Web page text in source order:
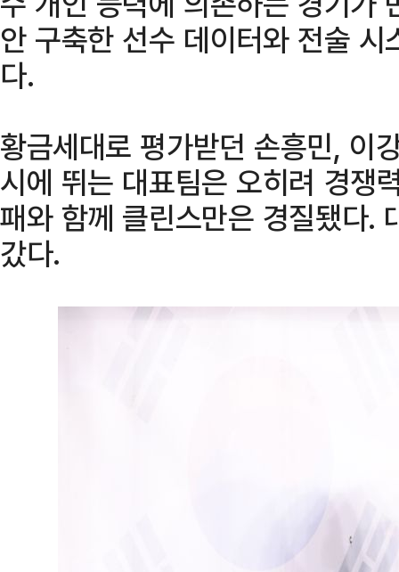
안 구축한 선수 데이터와 전술
다.
황금세대로 평가받던 손흥민, 이
시에 뛰는 대표팀은 오히려 경쟁
패와 함께 클린스만은 경질됐다.
갔다.